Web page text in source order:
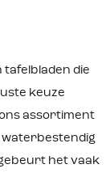
tafelbladen die
keuze
assortiment
waterbestendig
het vaak